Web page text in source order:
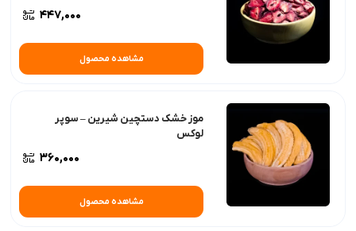
447,000
مشاهده محصول
موز خشک دستچین شیرین – سوپر
لوکس
360,000
مشاهده محصول